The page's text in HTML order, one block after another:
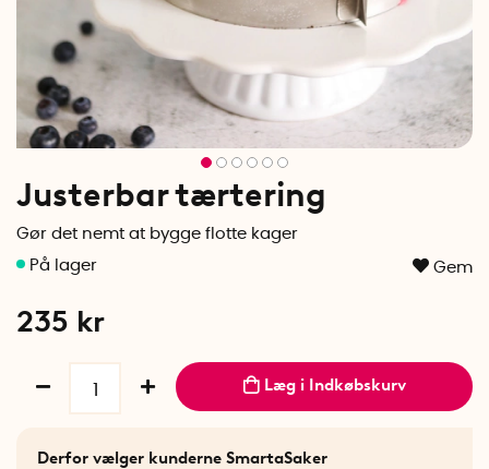
Justerbar tærtering
Gør det nemt at bygge flotte kager
Gem
235 kr
Læg i Indkøbskurv
Derfor vælger kunderne SmartaSaker